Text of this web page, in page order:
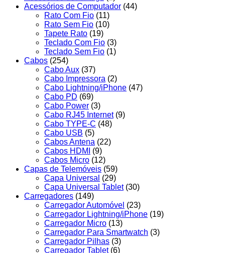
Acessórios de Computador (44)
Rato Com Fio (11)
Rato Sem Fio (10)
Tapete Rato (19)
Teclado Com Fio (3)
Teclado Sem Fio (1)
Cabos (254)
Cabo Aux (37)
Cabo Impressora (2)
Cabo Lightning/iPhone (47)
Cabo PD (69)
Cabo Power (3)
Cabo RJ45 Internet (9)
Cabo TYPE-C (48)
Cabo USB (5)
Cabos Antena (22)
Cabos HDMI
(9)
Cabos Micro (12)
Capas de Telemóveis (59)
Capa Universal (29)
Capa Universal Tablet (30)
Carregadores (149)
Carregador Automóvel (23)
Carregador Lightning/iPhone (19)
Carregador Micro (13)
Carregador Para Smartwatch (3)
Carregador Pilhas (3)
Carregador Tablet (6)